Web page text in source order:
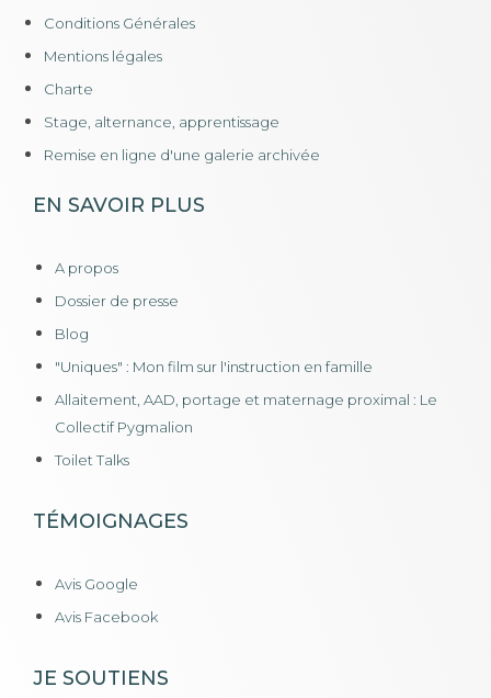
Conditions Générales
Mentions légales
Charte
Stage, alternance, apprentissage
Remise en ligne d'une galerie archivée
EN SAVOIR PLUS
A propos
Dossier de presse
Blog
"Uniques" : Mon film sur l'instruction en famille
Allaitement, AAD, portage et maternage proximal : Le
Collectif Pygmalion
Toilet Talks
TÉMOIGNAGES
Avis Google
Avis Facebook
JE SOUTIENS